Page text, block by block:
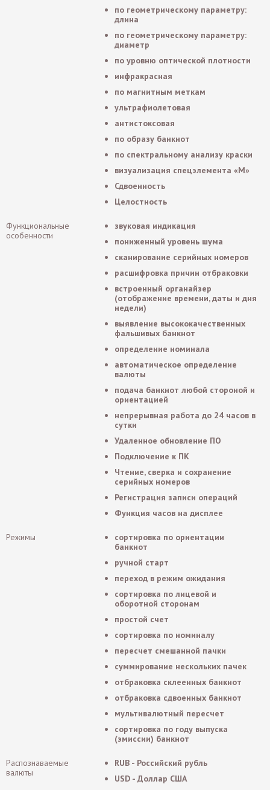
по геометрическому параметру:
длина
по геометрическому параметру:
диаметр
по уровню оптической плотности
инфракрасная
по магнитным меткам
ультрафиолетовая
антистоксовая
по образу банкнот
по спектральному анализу краски
визуализация спецэлемента «М»
Сдвоенность
Целостность
Функциональные
особенности
звуковая индикация
пониженный уровень шума
сканирование серийных номеров
расшифровка причин отбраковки
встроенный органайзер
(отображение времени, даты и дня
недели)
выявление высококачественных
фальшивых банкнот
определение номинала
автоматическое определение
валюты
подача банкнот любой стороной и
ориентацией
непрерывная работа до 24 часов в
сутки
Удаленное обновление ПО
Подключение к ПК
Чтение, сверка и сохранение
серийных номеров
Регистрация записи операций
Функция часов на дисплее
Режимы
сортировка по ориентации
банкнот
ручной старт
переход в режим ожидания
сортировка по лицевой и
оборотной сторонам
простой счет
сортировка по номиналу
пересчет смешанной пачки
суммирование нескольких пачек
отбраковка склеенных банкнот
отбраковка сдвоенных банкнот
мультивалютный пересчет
сортировка по году выпуска
(эмиссии) банкнот
Распознаваемые
валюты
RUB - Российский рубль
USD - Доллар США